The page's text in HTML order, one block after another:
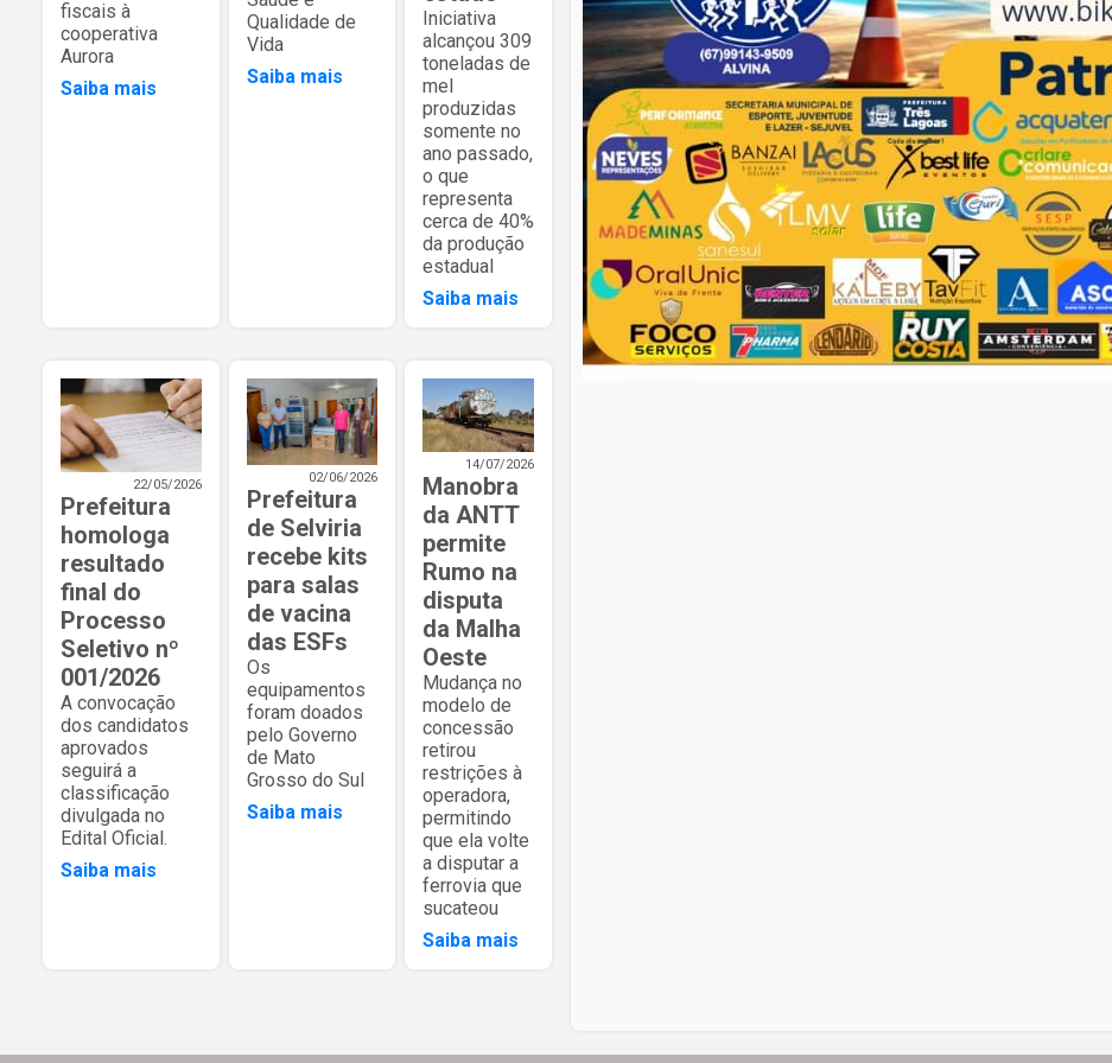
fiscais à
cooperativa
Aurora
Saiba mais
Qualidade de
Vida
Saiba mais
Iniciativa
alcançou 309
toneladas de
mel
produzidas
somente no
ano passado,
o que
representa
cerca de 40%
da produção
estadual
Saiba mais
22/05/2026
Prefeitura
homologa
resultado
final do
Processo
Seletivo nº
001/2026
A convocação
dos candidatos
aprovados
seguirá a
classificação
divulgada no
Edital Oficial.
Saiba mais
02/06/2026
Prefeitura
de Selviria
recebe kits
para salas
de vacina
das ESFs
Os
equipamentos
foram doados
pelo Governo
de Mato
Grosso do Sul
Saiba mais
14/07/2026
Manobra
da ANTT
permite
Rumo na
disputa
da Malha
Oeste
Mudança no
modelo de
concessão
retirou
restrições à
operadora,
permitindo
que ela volte
a disputar a
ferrovia que
sucateou
Saiba mais